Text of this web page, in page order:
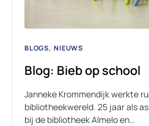
BLOGS NIEUWS
Blog: Bieb op school
Janneke Krommendijk werkte
bibliotheekwereld. 25 jaar als
bij de bibliotheek Almelo en…